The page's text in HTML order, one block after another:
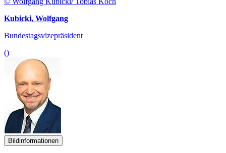
Kubicki, Wolfgang
Bundestagsvizepräsident
()
Bildinformationen